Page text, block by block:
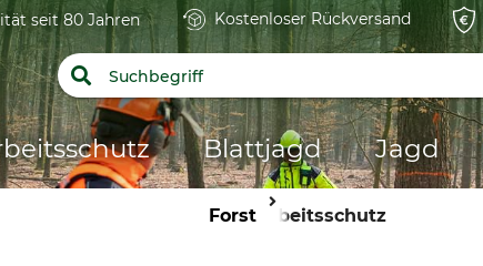
seit 80 Jahren Kostenloser Rückversand
Blattjagd Jagd
Forst Arbeitsschutz